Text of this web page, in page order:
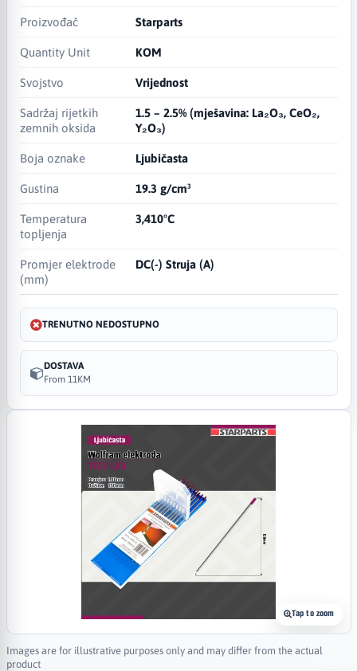
Tap to zoom
Images are for illustrative purposes only and may differ from the actual
product
Proizvođač Starparts
Quantity Unit KOM
Svojstvo Vrijednost
Sadržaj rijetkih
zemnih oksida
1.5 – 2.5% (mješavina: La₂O₃, CeO₂,
Y₂O₃)
Boja oznake Ljubičasta
Gustina 19.3 g/cm³
Temperatura
topljenja
3,410°C
Promjer elektrode
(mm)
DC(-) Struja (A)
TRENUTNO NEDOSTUPNO
DOSTAVA
From 11KM